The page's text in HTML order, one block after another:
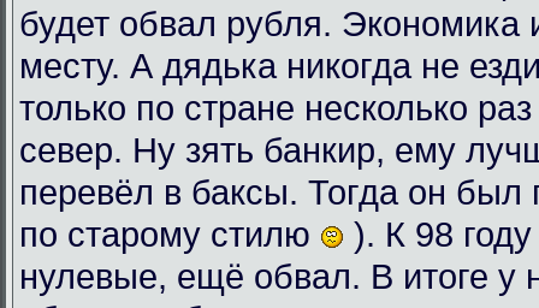
будет обвал рубля. Экономика
месту. А дядька никогда не
только по стране несколько
север. Ну зять банкир, ему
перевёл в баксы. Тогда он был
по старому стилю
). К 98
нулевые, ещё обвал. В итоге у